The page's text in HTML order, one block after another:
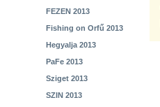
FEZEN 2013
Fishing on Orfű 2013
Hegyalja 2013
PaFe 2013
Sziget 2013
SZIN 2013